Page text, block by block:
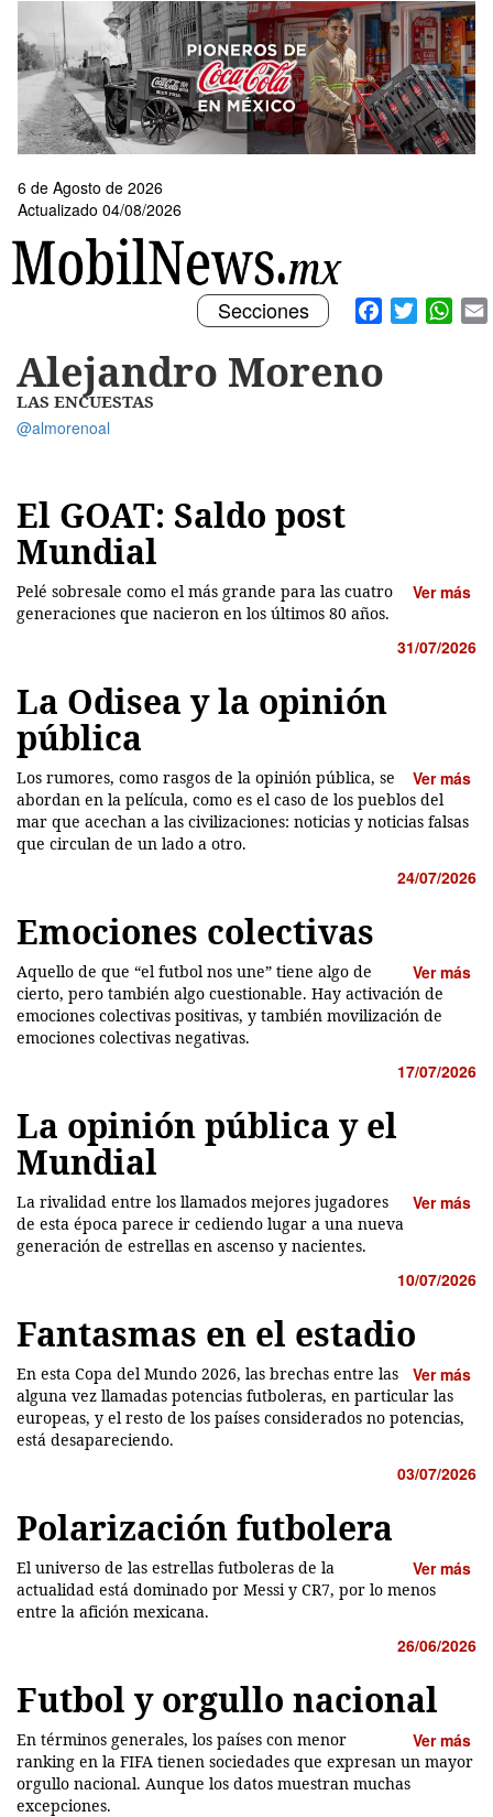
contenido
principal
6 de Agosto de 2026
Actualizado 04/08/2026
Facebook
Twitter
Toggle
navigation
Secciones
Alejandro Moreno
LAS ENCUESTAS
@almorenoal
El GOAT: Saldo post
Mundial
Ver más
Pelé sobresale como el más grande para las cuatro
generaciones que nacieron en los últimos 80 años.
31/07/2026
La Odisea y la opinión
pública
Ver más
Los rumores, como rasgos de la opinión pública, se
abordan en la película, como es el caso de los pueblos del
mar que acechan a las civilizaciones: noticias y noticias falsas
que circulan de un lado a otro.
24/07/2026
Emociones colectivas
Ver más
Aquello de que “el futbol nos une” tiene algo de
cierto, pero también algo cuestionable. Hay activación de
emociones colectivas positivas, y también movilización de
emociones colectivas negativas.
17/07/2026
La opinión pública y el
Mundial
Ver más
La rivalidad entre los llamados mejores jugadores
de esta época parece ir cediendo lugar a una nueva
generación de estrellas en ascenso y nacientes.
10/07/2026
Fantasmas en el estadio
Ver más
En esta Copa del Mundo 2026, las brechas entre las
alguna vez llamadas potencias futboleras, en particular las
europeas, y el resto de los países considerados no potencias,
está desapareciendo.
03/07/2026
Polarización futbolera
Ver más
El universo de las estrellas futboleras de la
actualidad está dominado por Messi y CR7, por lo menos
entre la afición mexicana.
26/06/2026
Futbol y orgullo nacional
Ver más
En términos generales, los países con menor
ranking en la FIFA tienen sociedades que expresan un mayor
orgullo nacional. Aunque los datos muestran muchas
excepciones.